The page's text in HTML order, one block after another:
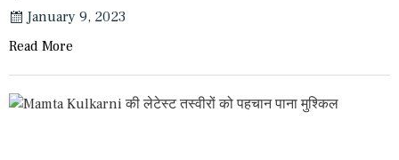
January 9, 2023
Read More